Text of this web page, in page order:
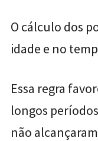
O cálculo dos
idade e no
Essa regra
longos
não